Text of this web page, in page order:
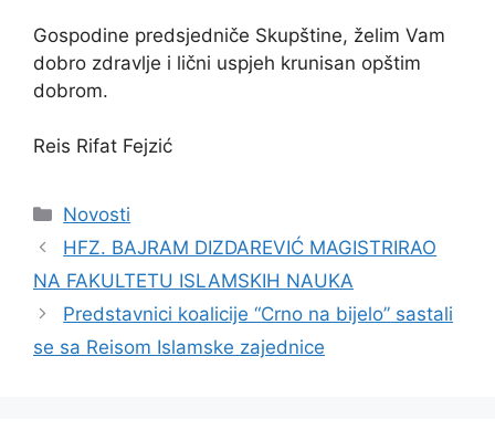
Gospodine predsjedniče Skupštine, želim Vam
dobro zdravlje i lični uspjeh krunisan opštim
dobrom.
Reis Rifat Fejzić
Kategorije
Novosti
HFZ. BAJRAM DIZDAREVIĆ MAGISTRIRAO
NA FAKULTETU ISLAMSKIH NAUKA
Predstavnici koalicije “Crno na bijelo” sastali
se sa Reisom Islamske zajednice